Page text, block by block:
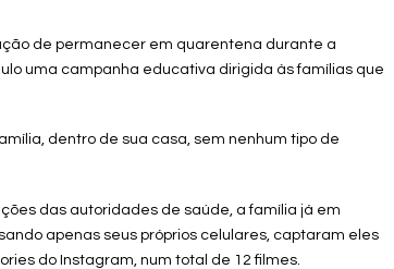
de permanecer em quarentena durante a
uma campanha educativa dirigida às famílias que
dentro de sua casa, sem nenhum tipo de
das autoridades de saúde, a família já em
apenas seus próprios celulares, captaram eles
do Instagram, num total de 12 filmes.